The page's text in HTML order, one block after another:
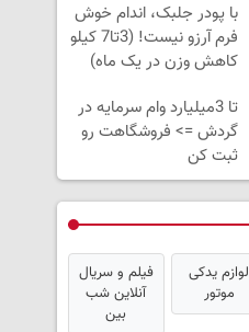
با پودر جلبک، اندام خوش
فرم آرزو نیست! (3تا7 کیلو
کاهش وزن در یک ماه)
تا 3میلیارد وام سرمایه در
گردش => فروشگاهت رو
ثبت کن
لوازم یدکی
موتور
فیلم و سریال
آنلاین شب
بین